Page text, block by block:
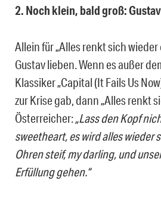
2. Noch klein, bald groß: Gustav
Allein für „Alles renkt sich wieder
Gustav lieben. Wenn es außer
Klassiker „Capital (It Fails Us
zur Krise gab, dann „Alles renkt
Österreicher:„Lass den Kopf
sweetheart, es wird alles wieder
Ohren steif, my darling, und
Erfüllung gehen.“